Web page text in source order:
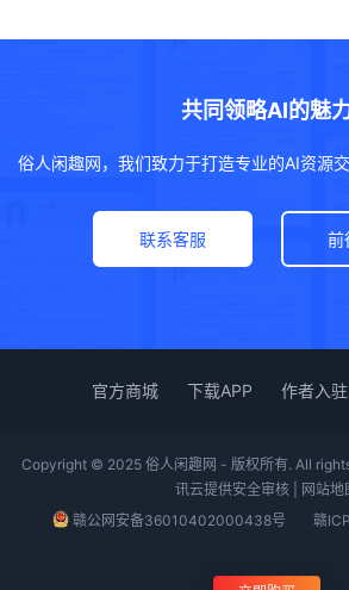
共同领略AI的魅
俗人闲趣网，我们致力于打造专业的AI资源
联系客服 前
官方商城 下载APP 作者入驻
Copyright © 2025 俗人闲趣网 - 版权所有. All
讯云提供安全审核 |
网站地
赣公网安备36010402000438号
赣